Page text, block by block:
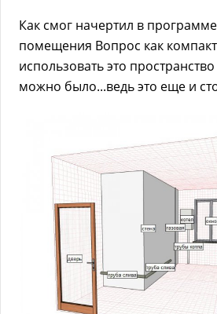
Как смог начертил в
помещения Вопрос как
использовать это
можно было...ведь это еще и